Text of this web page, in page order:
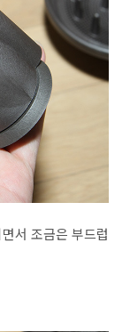
서 조금은 부드럽